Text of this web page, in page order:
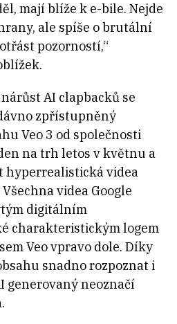
mají blíže k e-bile. Nejde
ale spíše o brutální
pozorností,“
AI clapbacků se
zpřístupněný
Veo 3 od společnosti
na trh letos v květnu a
hyperrealistická videa
videa Google
digitálním
charakteristickým logem
Veo vpravo dole. Díky
snadno rozpoznat i
generovaný neoznačí